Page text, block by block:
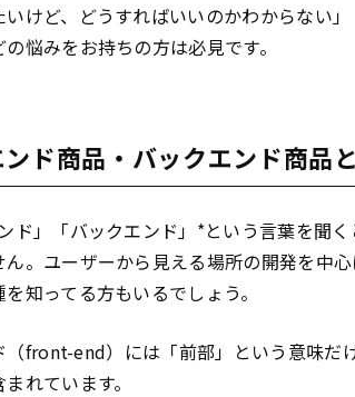
けど、どうすればいいのかわからない
悩みをお持ちの方は必見です。
ド商品・バックエンド商品
ド」「バックエンド」*という言葉を聞
ん。ユーザーから見える場所の開発を中
知ってる方もいるでしょう。
（front-end）には「前部」という意味だ
れています。